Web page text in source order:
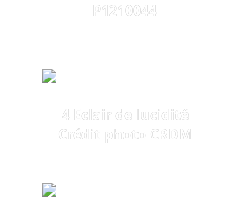
P1210044
4 Eclair de lucidité
Crédit photo CRDM